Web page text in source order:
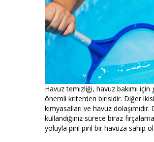
Havuz temizliği, havuz bakımı
önemli kriterden birisidir. Diğer
kimyasalları ve havuz
kullandığınız sürece biraz
yoluyla pırıl pırıl bir havuza sahip